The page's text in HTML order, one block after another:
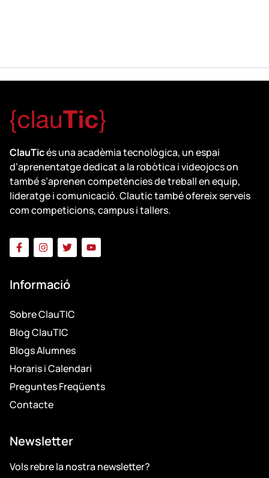
ClauTicés una acadèmia tecnològica, un espai
d’aprenentatge dedicat a la robòtica i videojocs on
també s’aprenen competències de treball en equip,
lideratge i comunicació. Clautic també ofereix serveis
com competicions, campus i tallers.
Informació
Sobre ClauTIC
Blog ClauTIC
Blogs Alumnes
Horaris i Calendari
Preguntes Freqüents
Contacte
Newsletter
Vols rebre la nostra newsletter?